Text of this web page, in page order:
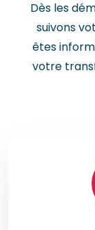
Dès les
suivons
êtes
votre